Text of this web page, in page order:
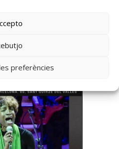
preferències